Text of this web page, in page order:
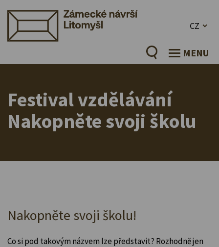
CZ
MENU
Festival vzdělávání
Nakopněte svoji školu
Nakopněte svoji školu!
Co si pod takovým názvem lze představit? Rozhodně jen